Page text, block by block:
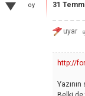
oy 31
http://